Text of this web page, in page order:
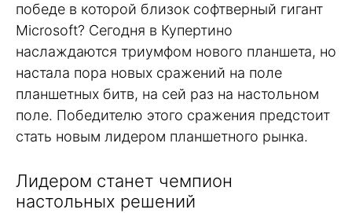
победе в которой близок софтверный гигант
Microsoft? Сегодня в Купертино
наслаждаются триумфом нового планшета, но
настала пора новых сражений на поле
планшетных битв, на сей раз на настольном
поле. Победителю этого сражения предстоит
стать новым лидером планшетного рынка.
Лидером станет чемпион
настольных решений